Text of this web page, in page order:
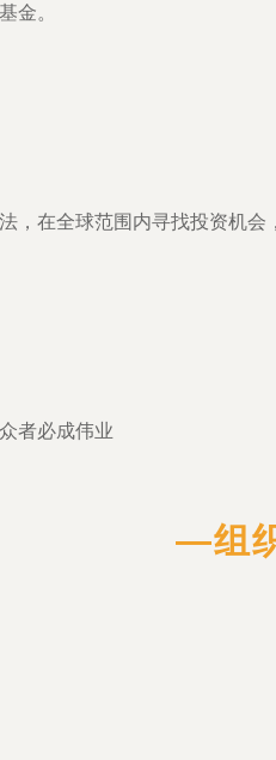
金。
，在全球范围内寻找投资机会
者必成伟业
—组